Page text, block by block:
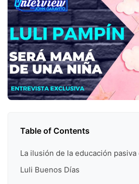
Table of Contents
La ilusión de la educación pasiva
Luli Buenos Días